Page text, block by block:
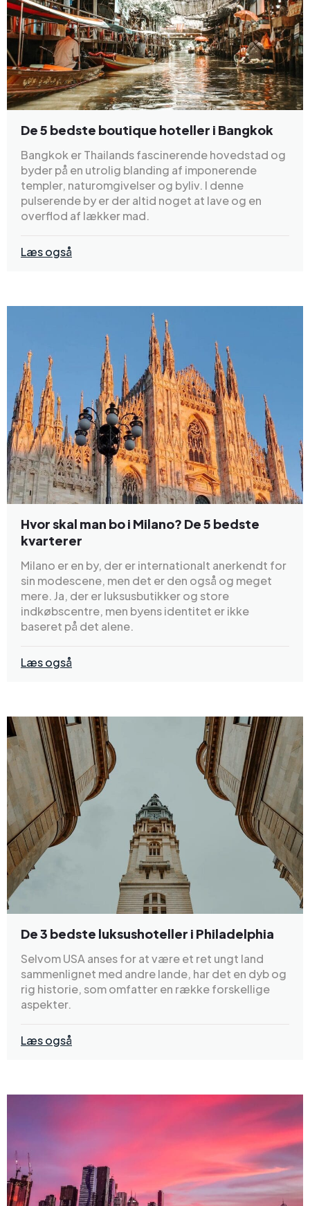
De 5 bedste boutique hoteller i Bangkok
Bangkok er Thailands fascinerende hovedstad og
byder på en utrolig blanding af imponerende
templer, naturomgivelser og byliv. I denne
pulserende by er der altid noget at lave og en
overflod af lækker mad.
Læs også
Hvor skal man bo i Milano? De 5 bedste
kvarterer
Milano er en by, der er internationalt anerkendt for
sin modescene, men det er den også og meget
mere. Ja, der er luksusbutikker og store
indkøbscentre, men byens identitet er ikke
baseret på det alene.
Læs også
De 3 bedste luksushoteller i Philadelphia
Selvom USA anses for at være et ret ungt land
sammenlignet med andre lande, har det en dyb og
rig historie, som omfatter en række forskellige
aspekter.
Læs også